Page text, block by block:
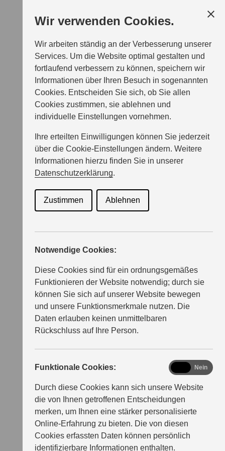
Wir verwenden Cookies.
Wir arbeiten ständig an der Verbesserung unserer
Services. Um die Website optimal gestalten und
fortlaufend verbessern zu können, speichern wir
Informationen über Ihren Besuch in sogenannten
Cookies. Entscheiden Sie sich, ob Sie allen
Cookies zustimmen, sie ablehnen und
individuelle Einstellungen vornehmen.
Ihre erteilten Einwilligungen können Sie jederzeit
über die Cookie-Einstellungen ändern. Weitere
Informationen hierzu finden Sie in unserer
Datenschutzerklärung.
Zustimmen Ablehnen
Notwendige Cookies:
Diese Cookies sind für ein ordnungsgemäßes
Funktionieren der Website notwendig; durch sie
können Sie sich auf unserer Website bewegen
und unsere Funktionsmerkmale nutzen. Die
Daten erlauben keinen unmittelbaren
Rückschluss auf Ihre Person.
Funktionale Cookies:
Durch diese Cookies kann sich unsere Website
die von Ihnen getroffenen Entscheidungen
merken, um Ihnen eine stärker personalisierte
Online-Erfahrung zu bieten. Die von diesen
Cookies erfassten Daten können persönlich
identifizierbare Informationen enthalten.
functional
Nein